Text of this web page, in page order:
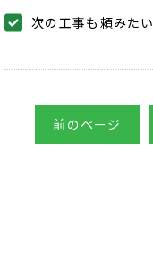
次の工事も頼みたい
前のページ